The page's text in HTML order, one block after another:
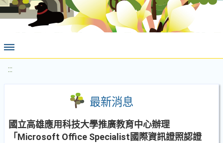
:::
最新消息
國立高雄應用科技大學推廣教育中心辦理
「Microsoft Office Specialist國際資訊證照認證